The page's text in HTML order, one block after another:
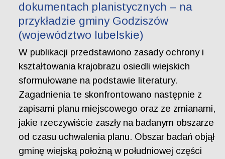
dokumentach planistycznych – na
przykładzie gminy Godziszów
(województwo lubelskie)
W publikacji przedstawiono zasady ochrony i
kształtowania krajobrazu osiedli wiejskich
sformułowane na podstawie literatury.
Zagadnienia te skonfrontowano następnie z
zapisami planu miejscowego oraz ze zmianami,
jakie rzeczywiście zaszły na badanym obszarze
od czasu uchwalenia planu. Obszar badań objął
gminę wiejską położną w południowej części